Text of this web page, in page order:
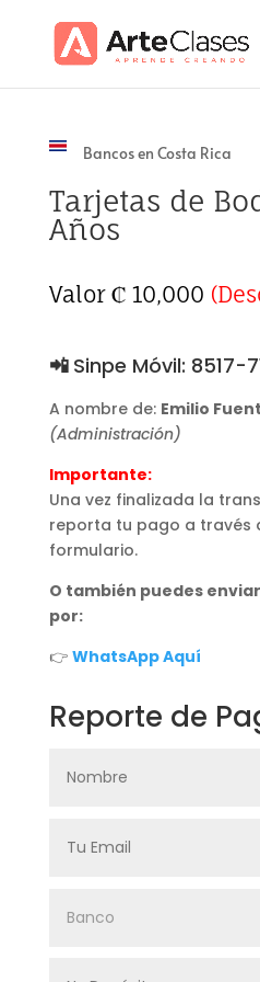
Bancos en Costa Rica
Tarjetas de
Años
Valor ₡ 10,000
📲 Sinpe Móvil: 8517-
A nombre de: Emilio
(Administración)
Importante:
Una vez finalizada la
reporta tu pago a través
formulario.
O también puedes
por:
👉 WhatsApp Aquí
Reporte de